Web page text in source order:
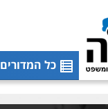
כל המדורים